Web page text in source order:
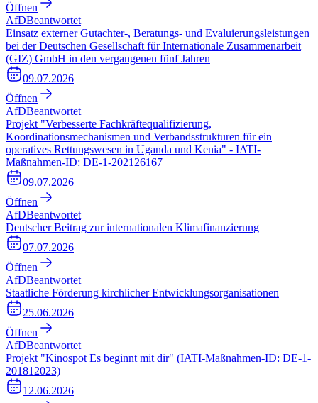
Öffnen
AfDBeantwortet
Einsatz externer Gutachter-, Beratungs- und Evaluierungsleistungen
bei der Deutschen Gesellschaft für Internationale Zusammenarbeit
(GIZ) GmbH in den vergangenen fünf Jahren
09.07.2026
Öffnen
AfDBeantwortet
Projekt "Verbesserte Fachkräftequalifizierung,
Koordinationsmechanismen und Verbandsstrukturen für ein
operatives Rettungswesen in Uganda und Kenia" - IATI-
Maßnahmen-ID: DE-1-202126167
09.07.2026
Öffnen
AfDBeantwortet
Deutscher Beitrag zur internationalen Klimafinanzierung
07.07.2026
Öffnen
AfDBeantwortet
Staatliche Förderung kirchlicher Entwicklungsorganisationen
25.06.2026
Öffnen
AfDBeantwortet
Projekt "Kinospot Es beginnt mit dir" (IATI-Maßnahmen-ID: DE-1-
201812023)
12.06.2026